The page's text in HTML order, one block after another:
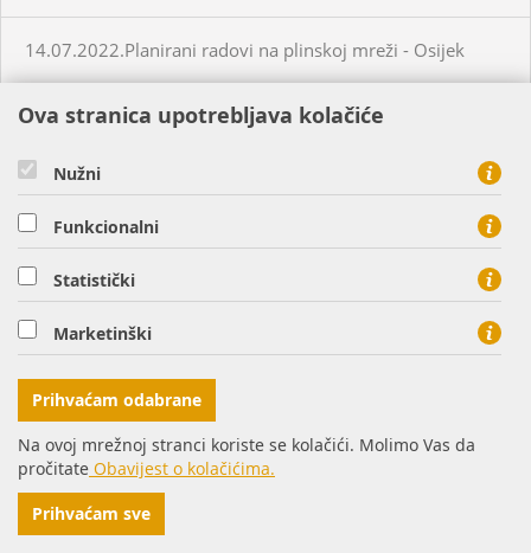
14.07.2022.Planirani radovi na plinskoj mreži - Osijek
15.07.2022. Planirani radovi na plinskoj mreži - Nemetin
15.07.2022. Neplanirani radovi na plinskoj mreži -
19.07.2022.Planirani radovi na plinskoj mreži - Donji
Miholjac
19.07.2022. Planirani radovi na plinskoj mreži - Virovitica
Ova stranica upotrebljava kolačiće
Nužni
Funkcionalni
Statistički
Marketinški
Prihvaćam odabrane
Na ovoj mrežnoj stranci koriste se kolačići. Molimo Vas da
pročitate Obavijest o kolačićima.
Prihvaćam sve